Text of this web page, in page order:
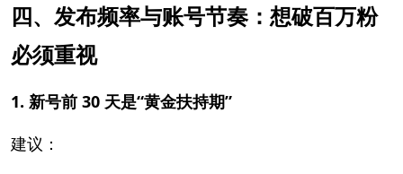
四、发布频率与账号节奏：想破百万粉
必须重视
1. 新号前 30 天是“黄金扶持期”
建议：